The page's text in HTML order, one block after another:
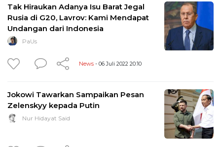
Tak Hiraukan Adanya Isu Barat Jegal
Rusia di G20, Lavrov: Kami Mendapat
Undangan dari Indonesia
PaUs
News - 06 Juli 2022 20:10
Jokowi Tawarkan Sampaikan Pesan
Zelenskyy kepada Putin
Nur Hidayat Said